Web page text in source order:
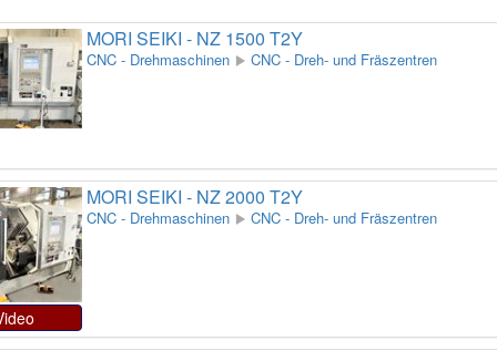
MORI SEIKI - NZ 1500 T2Y
CNC - Drehmaschinen CNC - Dreh- und Fräszentren
MORI SEIKI - NZ 2000 T2Y
CNC - Drehmaschinen CNC - Dreh- und Fräszentren